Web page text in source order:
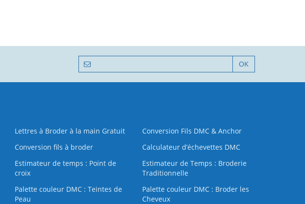
OK
Lettres à Broder à la main Gratuit
Conversion Fils DMC & Anchor
Conversion fils à broder
Calculateur d’échevettes DMC
Estimateur de temps : Point de
croix
Estimateur de Temps : Broderie
Traditionnelle
Palette couleur DMC : Teintes de
Peau
Palette couleur DMC : Broder les
Cheveux